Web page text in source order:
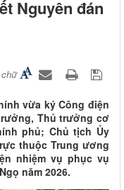
Nguyên đán
vừa ký Công điện
Thủ trưởng cơ
phủ; Chủ tịch Ủy
thuộc Trung ương
nhiệm vụ phục vụ
năm 2026.